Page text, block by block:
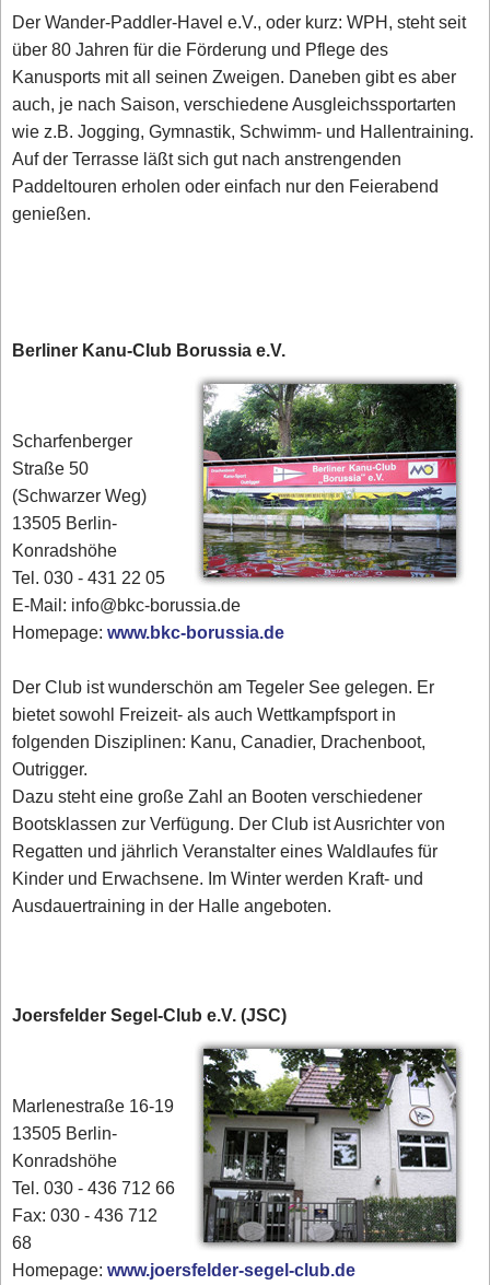
Der Wander-Paddler-Havel e.V., oder kurz: WPH, steht seit
über 80 Jahren für die Förderung und Pflege des
Kanusports mit all seinen Zweigen. Daneben gibt es aber
auch, je nach Saison, verschiedene Ausgleichssportarten
wie z.B. Jogging, Gymnastik, Schwimm- und Hallentraining.
Auf der Terrasse läßt sich gut nach anstrengenden
Paddeltouren erholen oder einfach nur den Feierabend
genießen.
Berliner Kanu-Club Borussia e.V.
Scharfenberger
Straße 50
(Schwarzer Weg)
13505 Berlin-
Konradshöhe
Tel. 030 - 431 22 05
E-Mail: info@bkc-borussia.de
Homepage:www.bkc-borussia.de
Der Club ist wunderschön am Tegeler See gelegen. Er
bietet sowohl Freizeit- als auch Wettkampfsport in
folgenden Disziplinen: Kanu, Canadier, Drachenboot,
Outrigger.
Dazu steht eine große Zahl an Booten verschiedener
Bootsklassen zur Verfügung. Der Club ist Ausrichter von
Regatten und jährlich Veranstalter eines Waldlaufes für
Kinder und Erwachsene. Im Winter werden Kraft- und
Ausdauertraining in der Halle angeboten.
Joersfelder Segel-Club e.V. (JSC)
Marlenestraße 16-19
13505 Berlin-
Konradshöhe
Tel. 030 - 436 712 66
Fax: 030 - 436 712
68
Homepage:www.joersfelder-segel-club.de